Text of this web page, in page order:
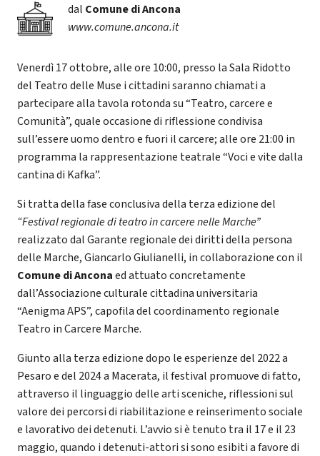
dal Comune di Ancona
www.comune.ancona.it
Venerdì 17 ottobre, alle ore 10:00, presso la Sala Ridotto
del Teatro delle Muse i cittadini saranno chiamati a
partecipare alla tavola rotonda su “Teatro, carcere e
Comunità”, quale occasione di riflessione condivisa
sull’essere uomo dentro e fuori il carcere; alle ore 21:00 in
programma la rappresentazione teatrale “Voci e vite dalla
cantina di Kafka”.
Si tratta della fase conclusiva della terza edizione del
“Festival regionale di teatro in carcere nelle Marche”
realizzato dal Garante regionale dei diritti della persona
delle Marche, Giancarlo Giulianelli, in collaborazione con il
Comune di Anconaed attuato concretamente
dall’Associazione culturale cittadina universitaria
“Aenigma APS”, capofila del coordinamento regionale
Teatro in Carcere Marche.
Giunto alla terza edizione dopo le esperienze del 2022 a
Pesaro e del 2024 a Macerata, il festival promuove di fatto,
attraverso il linguaggio delle arti sceniche, riflessioni sul
valore dei percorsi di riabilitazione e reinserimento sociale
e lavorativo dei detenuti. L’avvio si è tenuto tra il 17 e il 23
maggio, quando i detenuti-attori si sono esibiti a favore di